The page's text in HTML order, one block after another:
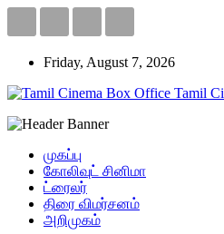
Friday, August 7, 2026
Tamil
முகப்பு
கோலிவுட் சினிமா
ட்ரைலர்
திரை விமர்சனம்
அறிமுகம்